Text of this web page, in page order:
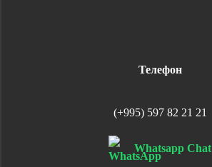
Телефон
(+995) 597 82 21 21
Whatsapp Chat